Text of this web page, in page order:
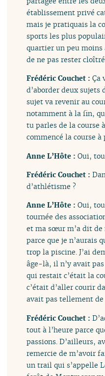
établissement privé
mais je pratiquais la
sports les plus
quartier un peu moins
de ne pas rester
Frédéric Couchet :Ça
d’aborder deux sujets
sujet va revenir au
notamment à la fin,
tu parles de la course
commencé la course
Anne L’Hôte :Oui,
Frédéric Couchet :
d’athlétisme ?
Anne L’Hôte :Oui,
tournée des
et ma sœur m’a dit
parce que je n’aurais
trop la piscine. J’ai
âge-là, il n’y avait
qui restait c’était la
c’était d’aller courir
avait pas tellement de
Frédéric Couchet :
tout à l’heure parce
passions. D’ailleurs,
remercie de m’avoir
un trail qui s’appelle